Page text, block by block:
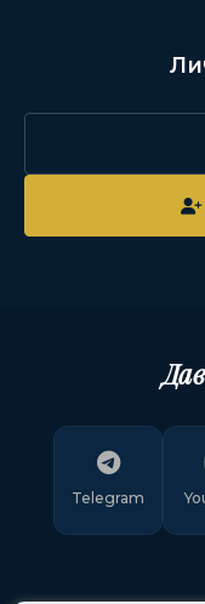
Telegram